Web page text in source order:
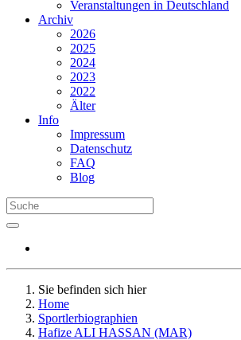
Veranstaltungen in Deutschland
Archiv
2026
2025
2024
2023
2022
Älter
Info
Impressum
Datenschutz
FAQ
Blog
Sie befinden sich hier
Home
Sportlerbiographien
Hafize ALI HASSAN (MAR)